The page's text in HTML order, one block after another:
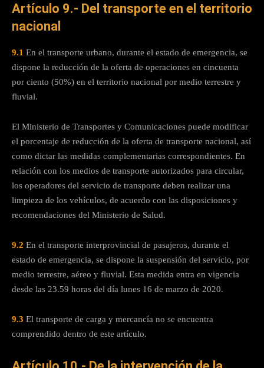
Artículo 9.- Del transporte en el territorio
nacional
9.1 En el transporte urbano, durante el estado de emergencia, se
dispone la reducción de la oferta de operaciones en cincuenta
por ciento (50%) en el territorio nacional por medio terrestre y
fluvial.
El Ministerio de Transportes y Comunicaciones puede modificar
el porcentaje de reducción de la oferta de transporte nacional, así
como dictar las medidas complementarias correspondientes. En
relación con los medios de transporte autorizados para circular,
los operadores del servicio de transporte deben realizar una
limpieza de los vehículos, de acuerdo con las disposiciones y
recomendaciones del Ministerio de Salud.
9.2 En el transporte interprovincial de pasajeros, durante el
estado de emergencia, se dispone la suspensión del servicio, por
medio terrestre, aéreo y fluvial. Esta medida entra en vigencia
desde las 23.59 horas del día lunes 16 de marzo de 2020.
9.3 El transporte de carga y mercancía no se encuentra
comprendido dentro de este artículo.